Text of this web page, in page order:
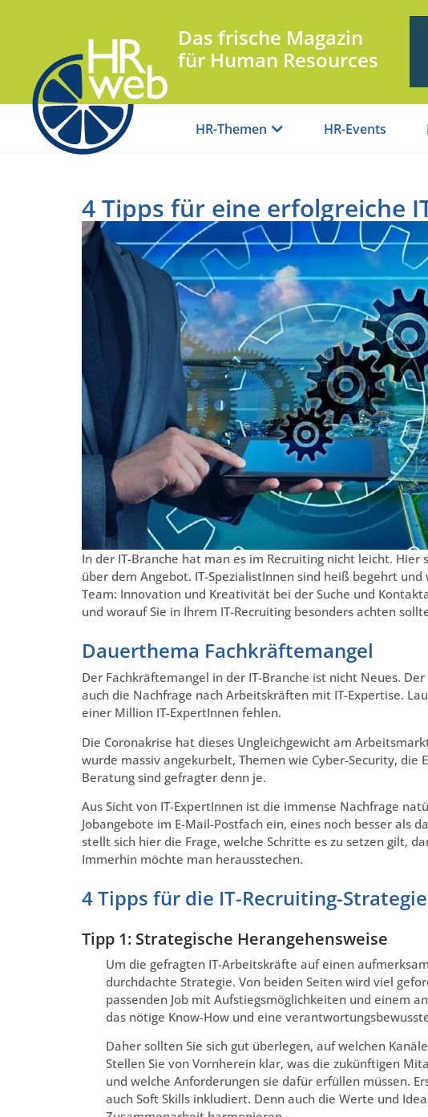
Das frische Magazin
für Human Resources
HR-Themen HR-Events
4 Tipps für eine erfolgreiche
In der IT-Branche hat man es im Recruiting nicht leicht.
über dem Angebot. IT-SpezialistInnen sind heiß begehrt
Team: Innovation und Kreativität bei der Suche und
und worauf Sie in Ihrem IT-Recruiting besonders achten
Dauerthema Fachkräftemangel
Der Fachkräftemangel in der IT-Branche ist nicht Neues.
auch die Nachfrage nach Arbeitskräften mit IT-Expertise.
einer Million IT-ExpertInnen fehlen.
Die Coronakrise hat dieses Ungleichgewicht am
wurde massiv angekurbelt, Themen wie Cyber-Security, die
Beratung sind gefragter denn je.
Aus Sicht von IT-ExpertInnen ist die immense Nachfrage
Jobangebote im E-Mail-Postfach ein, eines noch besser als
stellt sich hier die Frage, welche Schritte es zu setzen gilt,
Immerhin möchte man herausstechen.
4 Tipps für die IT-Recruiting-Strategie
Tipp 1: Strategische Herangehensweise
Um die gefragten IT-Arbeitskräfte auf einen
durchdachte Strategie. Von beiden Seiten wird viel
passenden Job mit Aufstiegsmöglichkeiten und einem
das nötige Know-How und eine
Daher sollten Sie sich gut überlegen, auf welchen
Stellen Sie von Vornherein klar, was die zukünftigen
und welche Anforderungen sie dafür erfüllen müssen.
auch Soft Skills inkludiert. Denn auch die Werte und